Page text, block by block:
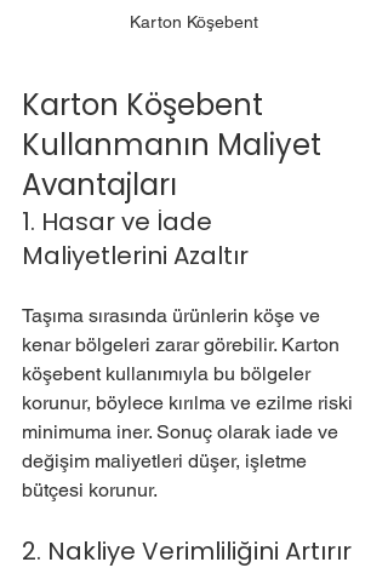
Karton Köşebent
Karton Köşebent
Kullanmanın Maliyet
Avantajları
1. Hasar ve İade
Maliyetlerini Azaltır
Taşıma sırasında ürünlerin köşe ve
kenar bölgeleri zarar görebilir. Karton
köşebent kullanımıyla bu bölgeler
korunur, böylece kırılma ve ezilme riski
minimuma iner. Sonuç olarak iade ve
değişim maliyetleri düşer, işletme
bütçesi korunur.
2. Nakliye Verimliliğini Artırır